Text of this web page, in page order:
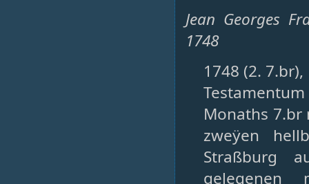
Jean Georges
1748
1748 (2.
Monaths 7.br
zweÿen
Straßburg
gelegenen